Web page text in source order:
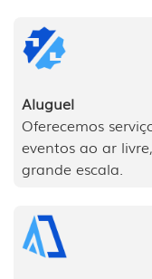
Aluguel
Oferecemos
eventos ao ar
grande escala.